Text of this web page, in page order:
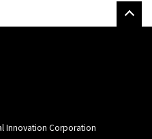
Innovation Corporation